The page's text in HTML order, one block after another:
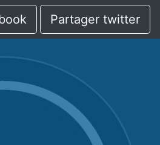
Partager twitter